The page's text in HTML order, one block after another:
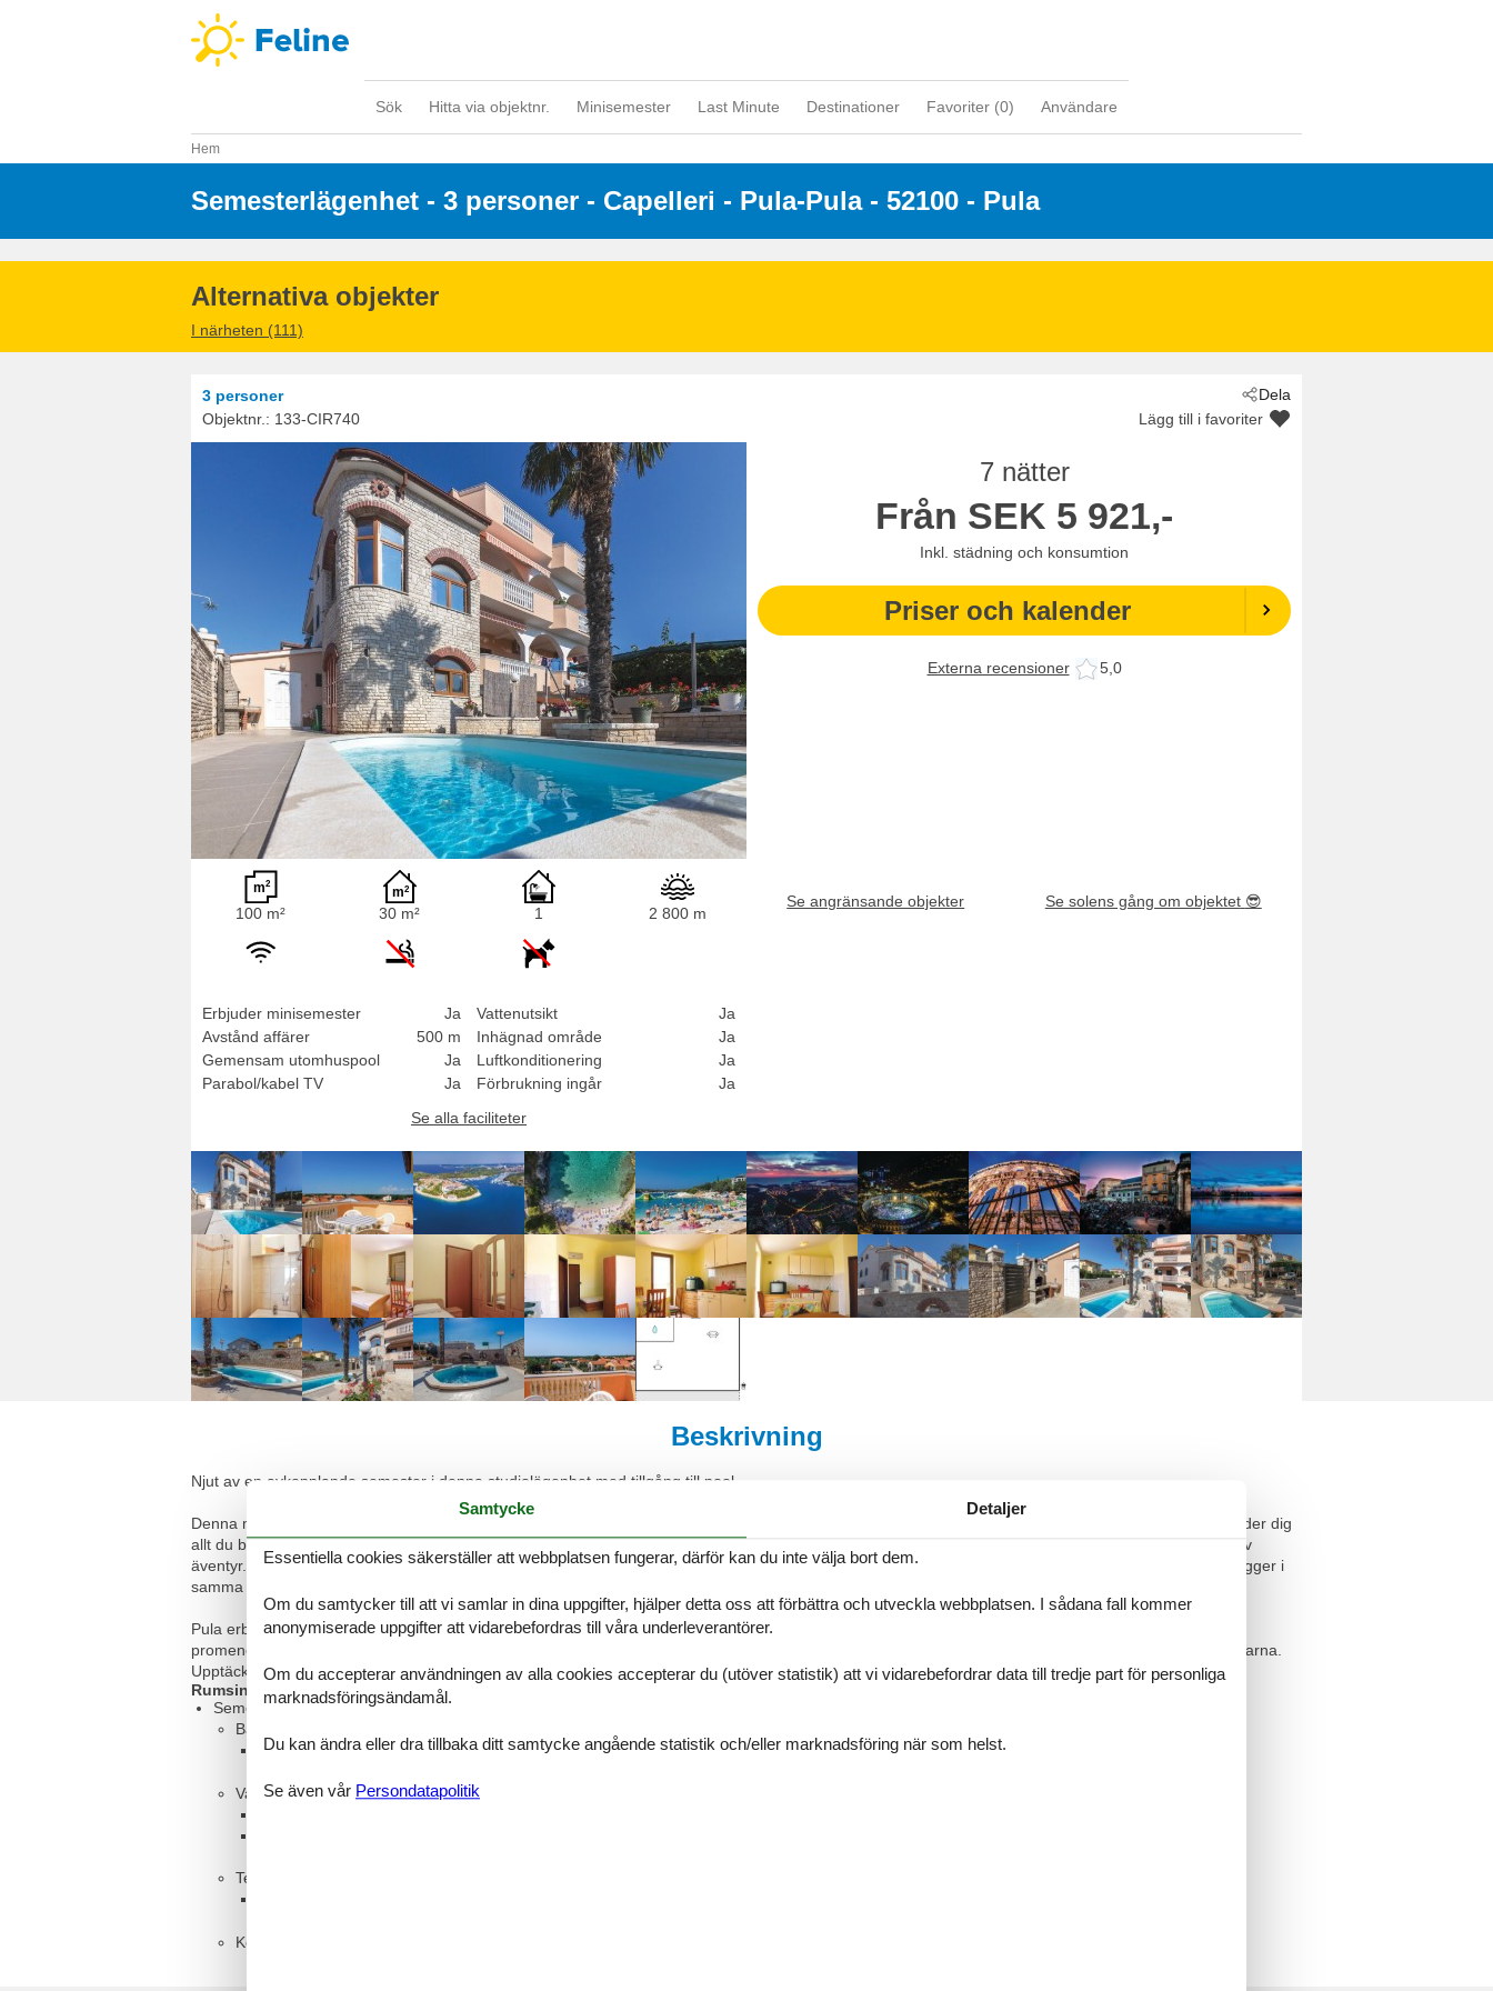
Sök Hitta via objektnr. Minisemester Last Minute Destinationer Favoriter (0) Användare
Hem
Semesterlägenhet - 3 personer - Capelleri - Pula-Pula - 52100 - Pula
Alternativa objekter
I närheten (111)
Dela
3 personer
Objektnr.: 133-CIR740 Lägg till i favoriter
7 nätter
Från SEK 5 921,-
Inkl. städning och konsumtion
Priser och kalender
Externa recensioner 5,0
100 m² 30 m² 1 2 800 m
Erbjuder minisemester
Ja
Avstånd affärer
500 m
Gemensam utomhuspool
Ja
Parabol/kabel TV
Ja
Vattenutsikt
Ja
Inhägnad område
Ja
Luftkonditionering
Ja
Förbrukning ingår
Ja
Se alla faciliteter
Se angränsande objekter Se solens gång om objektet 😎
Beskrivning
Njut av en avkopplande semester i denna studiolägenhet med tillgång till pool.
Denna mysiga semesterlägenhet i den historiska staden Pula är perfekt för din sommarsemester vid Adriatiska havet. Den praktiska inredningen erbjuder dig
allt du behöver för en bekymmersfri semester. Njut av de varma sommardagarna vid den gemensamma poolen och fräscha upp dig efter en dag full av
äventyr. Börja morgonen med en kopp kaffe på balkongen eller terrassen och planera era utflykter i närområdet. En annan, större semesterlägenhet ligger i
samma semesterhus och låter dig resa tillsammans med din utökade familj eller vänner.
Pula erbjuder inte bara vackra stränder, utan också en rik kultur och historia. Besök den imponerande arenan, en gammal romersk amfiteater, eller
promenera genom den livliga gamla stan. Bara en kort bilresa bort, i fiskebyn Fazana, kan du promenera längs hamnen och delta i båtturer till Brijuniöarna.
Upptäck Istrienregionens mångfald och njut av en semester full av avkoppling och nya intryck.
Rumsindelning
Semesterboende
Badrum, 5 m²
WC med varmt och kallt vatten, Dusch
Vardagsrum, 20 m², 3 personer
Terrass, 13 m²
Kök med matsal, 5 m²
Samtycke Detaljer
Essentiella cookies säkerställer att webbplatsen fungerar, därför kan du inte välja bort dem.
Om du samtycker till att vi samlar in dina uppgifter, hjälper detta oss att förbättra och utveckla webbplatsen. I sådana fall kommer
anonymiserade uppgifter att vidarebefordras till våra underleverantörer.
Om du accepterar användningen av alla cookies accepterar du (utöver statistik) att vi vidarebefordrar data till tredje part för personliga
marknadsföringsändamål.
Du kan ändra eller dra tillbaka ditt samtycke angående statistik och/eller marknadsföring när som helst.
Se även vår Persondatapolitik